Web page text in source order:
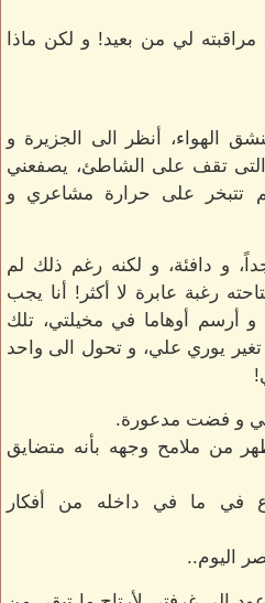
لي من بعيد! و لكن ماذا
الهواء، أنظر الى الجزيرة و
التى تقف على الشاطئ، يصفعني
ثم تتبخر على حرارة مشاعري و
و دافئة، و لكنه رغم ذلك لم
رغبة عابرة لا أكثر! أنا يجب
أرسم أوهاما في مخيلتي، تلك
تغير يوري علي، و تحول الى واحد
و فضت مدعورة.
من ملامح وجهه بأنه متضايق
في ما في داخله من أفكار
اليوم..